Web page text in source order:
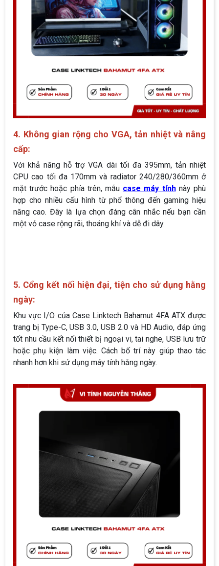
4. Không gian rộng cho VGA, tản nhiệt và nâng
cấp:
Với khả năng hỗ trợ VGA dài tối đa 395mm, tản nhiệt
CPU cao tối đa 170mm và radiator 240/280/360mm ở
mặt trước hoặc phía trên, mẫu case máy tínhnày phù
hợp cho nhiều cấu hình từ phổ thông đến gaming hiệu
năng cao. Đây là lựa chọn đáng cân nhắc nếu bạn cần
một vỏ case rộng rãi, thoáng khí và dễ đi dây.
5. Cổng kết nối hiện đại, tiện cho sử dụng hằng
ngày:
Khu vực I/O của Case Linktech Bahamut 4FA ATX được
trang bị Type-C, USB 3.0, USB 2.0 và HD Audio, đáp ứng
tốt nhu cầu kết nối thiết bị ngoại vi, tai nghe, USB lưu trữ
hoặc phụ kiện làm việc. Cách bố trí này giúp thao tác
nhanh hơn khi sử dụng máy tính hằng ngày.